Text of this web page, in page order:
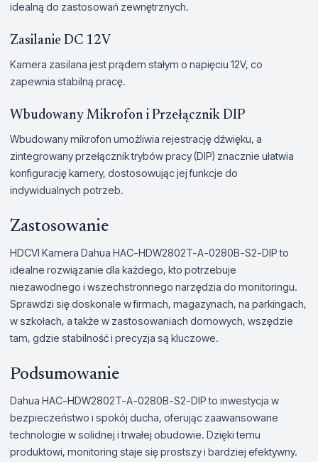
idealną do zastosowań zewnętrznych.
Zasilanie DC 12V
Kamera zasilana jest prądem stałym o napięciu 12V, co
zapewnia stabilną pracę.
Wbudowany Mikrofon i Przełącznik DIP
Wbudowany mikrofon umożliwia rejestrację dźwięku, a
zintegrowany przełącznik trybów pracy (DIP) znacznie ułatwia
konfigurację kamery, dostosowując jej funkcje do
indywidualnych potrzeb.
Zastosowanie
HDCVI Kamera Dahua HAC-HDW2802T-A-0280B-S2-DIP to
idealne rozwiązanie dla każdego, kto potrzebuje
niezawodnego i wszechstronnego narzędzia do monitoringu.
Sprawdzi się doskonale w firmach, magazynach, na parkingach,
w szkołach, a także w zastosowaniach domowych, wszędzie
tam, gdzie stabilność i precyzja są kluczowe.
Podsumowanie
Dahua HAC-HDW2802T-A-0280B-S2-DIP to inwestycja w
bezpieczeństwo i spokój ducha, oferując zaawansowane
technologie w solidnej i trwałej obudowie. Dzięki temu
produktowi, monitoring staje się prostszy i bardziej efektywny.